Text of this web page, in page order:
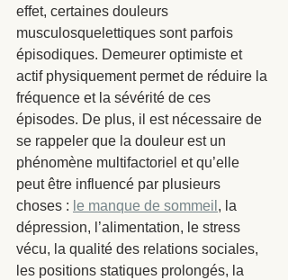
effet, certaines douleurs
musculosquelettiques sont parfois
épisodiques. Demeurer optimiste et
actif physiquement permet de réduire la
fréquence et la sévérité de ces
épisodes. De plus, il est nécessaire de
se rappeler que la douleur est un
phénomène multifactoriel et qu’elle
peut être influencé par plusieurs
choses : le manque de sommeil , la
dépression, l’alimentation, le stress
vécu, la qualité des relations sociales,
les positions statiques prolongés, la